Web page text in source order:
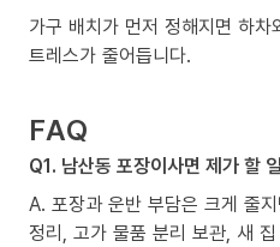
가구 배치가 먼저 정해지면 하
트레스가 줄어듭니다.
FAQ
Q1. 남산동 포장이사면 제가 할
A. 포장과 운반 부담은 크게 줄
정리, 고가 물품 분리 보관, 새